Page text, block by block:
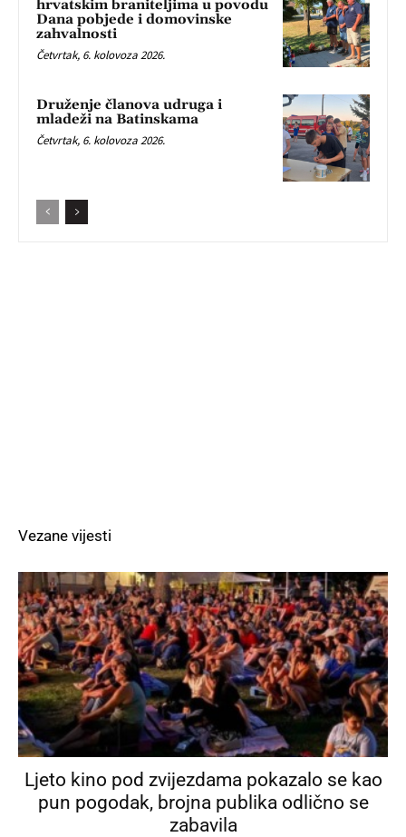
hrvatskim braniteljima u povodu
Dana pobjede i domovinske
zahvalnosti
Četvrtak, 6. kolovoza 2026.
Druženje članova udruga i
mladeži na Batinskama
Četvrtak, 6. kolovoza 2026.
Vezane vijesti
Ljeto kino pod zvijezdama pokazalo se kao
pun pogodak, brojna publika odlično se
zabavila